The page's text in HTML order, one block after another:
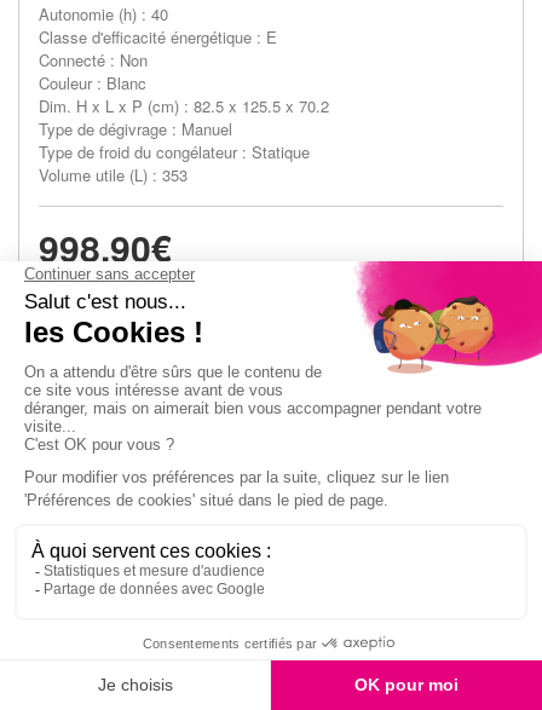
Autonomie (h) : 40
Classe d'efficacité énergétique : E
Connecté : Non
Couleur : Blanc
Dim. H x L x P (cm) : 82.5 x 125.5 x 70.2
Type de dégivrage : Manuel
Type de froid du congélateur : Statique
Volume utile (L) : 353
998,90€
En stock
Réfrigérateur combiné inversé LIEBHERR
Connecté : Oui